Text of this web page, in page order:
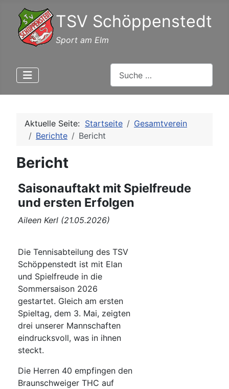
TSV Schöppenstedt
Sport am Elm
Aktuelle Seite: Startseite
Gesamtverein
Berichte
Bericht
Bericht
Saisonauftakt mit Spielfreude
und ersten Erfolgen
Aileen Kerl (21.05.2026)
Die Tennisabteilung des TSV
Schöppenstedt ist mit Elan
und Spielfreude in die
Sommersaison 2026
gestartet. Gleich am ersten
Spieltag, dem 3. Mai, zeigten
drei unserer Mannschaften
eindrucksvoll, was in ihnen
steckt.
Die Herren 40 empfingen den
Braunschweiger THC auf